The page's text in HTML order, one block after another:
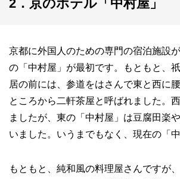
2．京のホテル「中村屋」
京都に外国人のための専門の宿泊施設
の「中村屋」が最初です。もともと、
居の前には、参道をはさんで東と西に
ところから二軒茶屋と呼ばれました。
ましたが、東の「中村屋」は豆腐田楽
いました。いうまでもなく、現在の「中
もともと、純和風の料理屋さんですが